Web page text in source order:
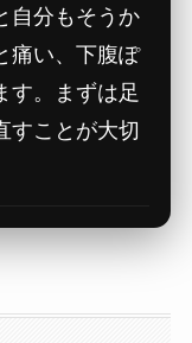
自分もそうか
痛い、下腹ぽ
す。まずは足
すことが大切